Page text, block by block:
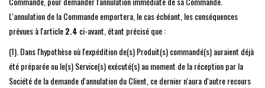
L'annulation de la Commande emportera, le cas échéant, les conséquences
prévues à l'article2.4 ci-avant, étant précisé que :
(1). Dans l'hypothèse où l'expédition de(s) Produit(s) commandé(s) auraient déjà
été préparée ou le(s) Service(s) exécuté(s) au moment de la réception par la
Société de la demande d'annulation du Client, ce dernier n'aura d'autre recours